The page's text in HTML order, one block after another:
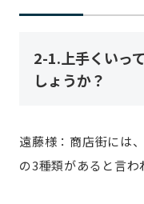
2-1.上手くいっ
しょうか？
遠藤様：商店街には
の3種類があると言わ